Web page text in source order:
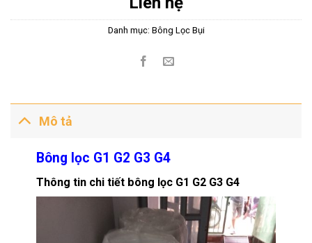
Danh mục: Bông Lọc Bụi
Mô tả
Bông lọc G1 G2 G3 G4
Thông tin chi tiết bông lọc G1 G2 G3 G4